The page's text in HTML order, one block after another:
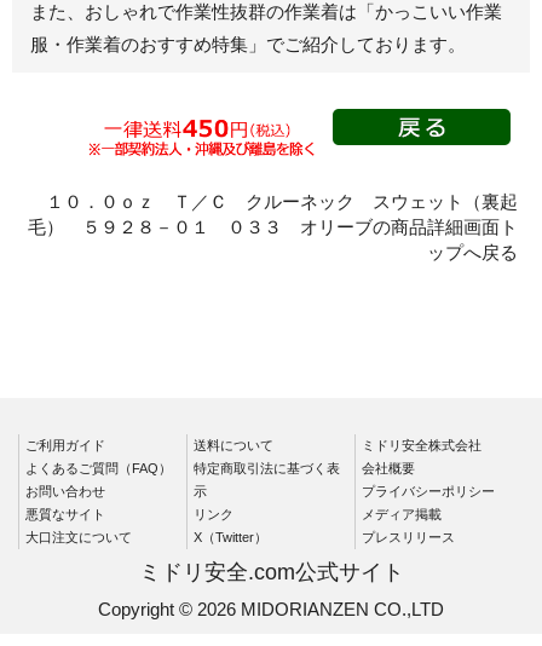
スモック
春夏半袖
シャツ
食品産業用
クリーンウェ
また、おしゃれで作業性抜群の作業着は 「かっこいい作業
服・作業着のおすすめ特集」 でご紹介しております。
１０．０ｏｚ Ｔ／Ｃ クルーネック スウェット（裏起
毛） ５９２８－０１ ０３３ オリーブの商品詳細画面ト
ップへ戻る
ご利用ガイド
よくあるご質問（FAQ）
お問い合わせ
悪質なサイト
大口注文について
送料について
特定商取引法に基づく表
示
リンク
X（Twitter）
ミドリ安全株式会社
会社概要
プライバシーポリシー
メディア掲載
プレスリリース
ミドリ安全.com公式サイト
Copyright © 2026 MIDORIANZEN CO.,LTD